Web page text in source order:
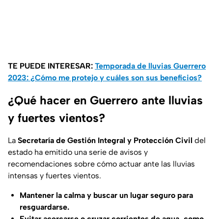
TE PUEDE INTERESAR: Temporada de lluvias Guerrero
2023: ¿Cómo me protejo y cuáles son sus beneficios?
¿Qué hacer en Guerrero ante lluvias
y fuertes vientos?
La Secretaría de Gestión Integral y Protección Civil del
estado ha emitido una serie de avisos y
recomendaciones sobre cómo actuar ante las lluvias
intensas y fuertes vientos.
Mantener la calma y buscar un lugar seguro para
resguardarse.